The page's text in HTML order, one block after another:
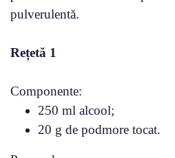
pulverulentă.
Rețetă 1
Componente:
250 ml alcool;
20 g de podmore tocat.